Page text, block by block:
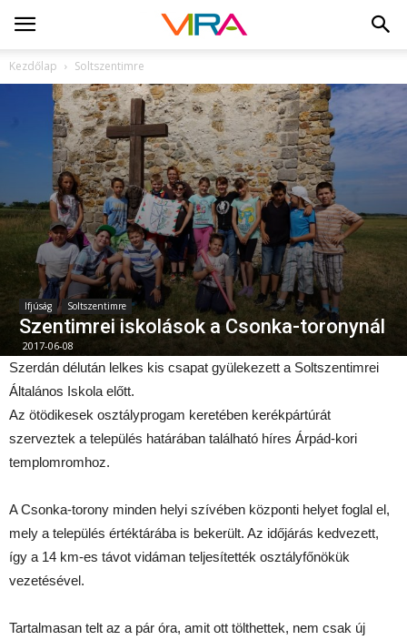
Kezdőlap Soltszentimre
Ifjúság Soltszentimre
Szentimrei iskolások a Csonka-toronynál
2017-06-08
Szerdán délután lelkes kis csapat gyülekezett a Soltszentimrei
Általános Iskola előtt.
Az ötödikesek osztályprogam keretében kerékpártúrát
szerveztek a település határában található híres Árpád-kori
templomromhoz.
A Csonka-torony minden helyi szívében központi helyet foglal el,
mely a település értéktárába is bekerült. Az időjárás kedvezett,
így a 14 km-es távot vidáman teljesítették osztályfőnökük
vezetésével.
Tartalmasan telt az a pár óra, amit ott tölthettek, nem csak új